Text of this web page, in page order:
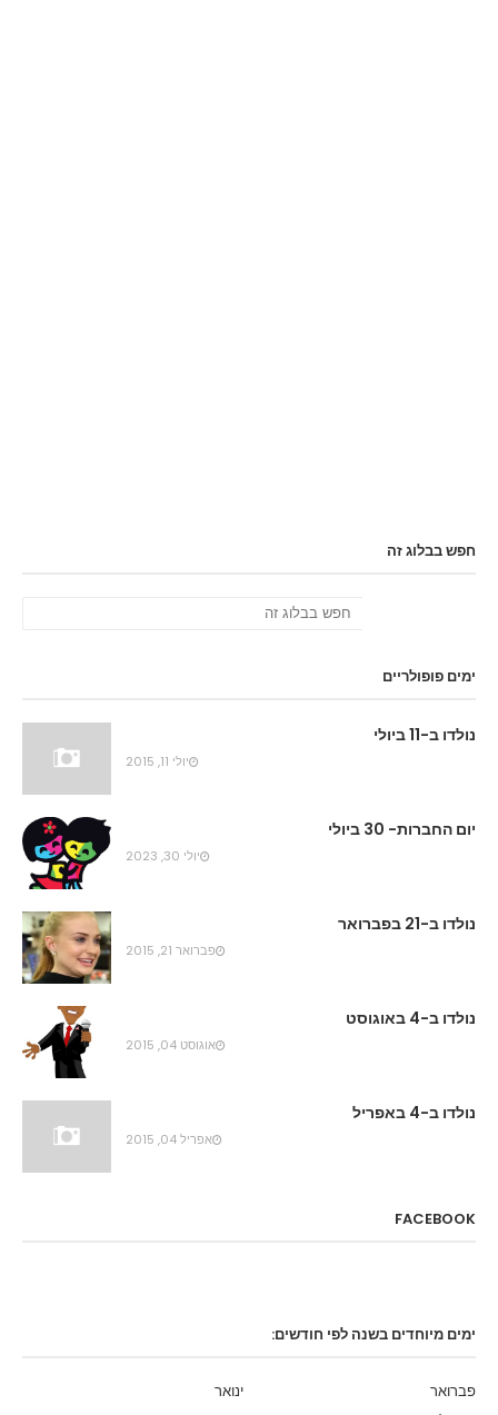
חפש בבלוג זה
ימים פופולריים
נולדו ב-11 ביולי
יולי 11, 2015
יום החברות- 30 ביולי
יולי 30, 2023
נולדו ב-21 בפברואר
פברואר 21, 2015
נולדו ב-4 באוגוסט
אוגוסט 04, 2015
נולדו ב-4 באפריל
אפריל 04, 2015
FACEBOOK
ימים מיוחדים בשנה לפי חודשים:
ינואר
פברואר